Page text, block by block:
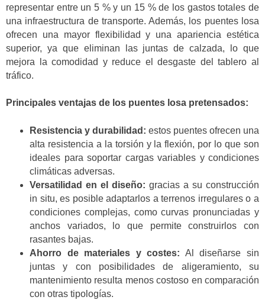
representar entre un 5 % y un 15 % de los gastos totales de
una infraestructura de transporte. Además, los puentes losa
ofrecen una mayor flexibilidad y una apariencia estética
superior, ya que eliminan las juntas de calzada, lo que
mejora la comodidad y reduce el desgaste del tablero al
tráfico.
Principales ventajas de los puentes losa pretensados:
Resistencia y durabilidad: estos puentes ofrecen una
alta resistencia a la torsión y la flexión, por lo que son
ideales para soportar cargas variables y condiciones
climáticas adversas.
Versatilidad en el diseño: gracias a su construcción
in situ, es posible adaptarlos a terrenos irregulares o a
condiciones complejas, como curvas pronunciadas y
anchos variados, lo que permite construirlos con
rasantes bajas.
Ahorro de materiales y costes: Al diseñarse sin
juntas y con posibilidades de aligeramiento, su
mantenimiento resulta menos costoso en comparación
con otras tipologías.